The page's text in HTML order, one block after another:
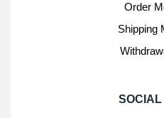
Order
Shipping